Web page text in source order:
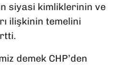
siyasi kimliklerinin ve
ilişkinin temelini
demek CHP’den